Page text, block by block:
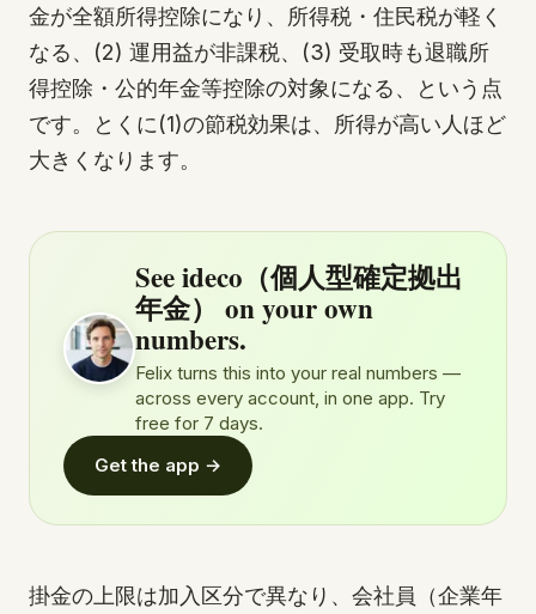
金が全額所得控除になり、所得税・住民税が軽く
なる、(2) 運用益が非課税、(3) 受取時も退職所
得控除・公的年金等控除の対象になる、という点
です。とくに(1)の節税効果は、所得が高い人ほど
大きくなります。
See ideco（個人型確定拠出
年金） on your own
numbers.
Felix turns this into your real numbers —
across every account, in one app. Try
free for 7 days.
Get the app →
掛金の上限は加入区分で異なり、会社員（企業年